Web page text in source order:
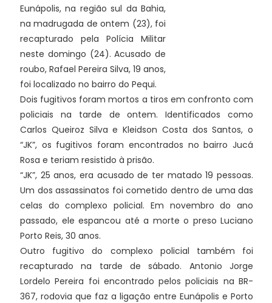
Eunápolis, na região sul da Bahia,
na madrugada de ontem (23), foi
recapturado pela Polícia Militar
neste domingo (24). Acusado de
roubo, Rafael Pereira Silva, 19 anos,
foi localizado no bairro do Pequi.
Dois fugitivos foram mortos a tiros em confronto com
policiais na tarde de ontem. Identificados como
Carlos Queiroz Silva e Kleidson Costa dos Santos, o
“JK”, os fugitivos foram encontrados no bairro Jucá
Rosa e teriam resistido à prisão.
“JK”, 25 anos, era acusado de ter matado 19 pessoas.
Um dos assassinatos foi cometido dentro de uma das
celas do complexo policial. Em novembro do ano
passado, ele espancou até a morte o preso Luciano
Porto Reis, 30 anos.
Outro fugitivo do complexo policial também foi
recapturado na tarde de sábado. Antonio Jorge
Lordelo Pereira foi encontrado pelos policiais na BR-
367, rodovia que faz a ligação entre Eunápolis e Porto